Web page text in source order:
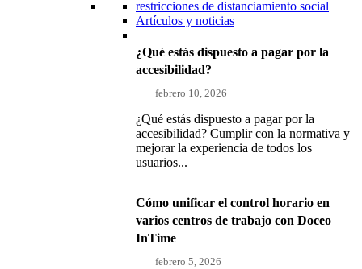
Artículos y noticias
¿Qué estás dispuesto a pagar por la
accesibilidad?
febrero 10, 2026
¿Qué estás dispuesto a pagar por la
accesibilidad? Cumplir con la normativa y
mejorar la experiencia de todos los
usuarios...
Cómo unificar el control horario en
varios centros de trabajo con Doceo
InTime
febrero 5, 2026